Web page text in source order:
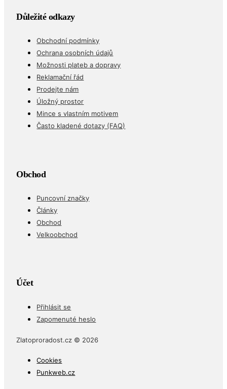
Důležité odkazy
Obchodní podmínky
Ochrana osobních údajů
Možnosti plateb a dopravy
Reklamační řád
Prodejte nám
Úložný prostor
Mince s vlastním motivem
Často kladené dotazy (FAQ)
Obchod
Puncovní značky
Články
Obchod
Velkoobchod
Účet
Přihlásit se
Zapomenuté heslo
Zlatoproradost.cz © 2026
Cookies
Punkweb.cz